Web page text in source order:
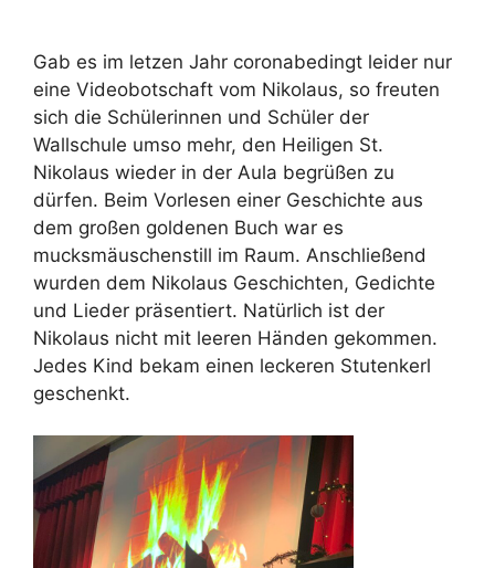
Gab es im letzen Jahr coronabedingt leider nur
eine Videobotschaft vom Nikolaus, so freuten
sich die Schülerinnen und Schüler der
Wallschule umso mehr, den Heiligen St.
Nikolaus wieder in der Aula begrüßen zu
dürfen. Beim Vorlesen einer Geschichte aus
dem großen goldenen Buch war es
mucksmäuschenstill im Raum. Anschließend
wurden dem Nikolaus Geschichten, Gedichte
und Lieder präsentiert. Natürlich ist der
Nikolaus nicht mit leeren Händen gekommen.
Jedes Kind bekam einen leckeren Stutenkerl
geschenkt.